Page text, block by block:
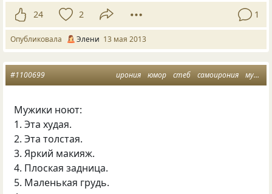
24 2 1
Опубликовала Элени 13 мая 2013
ирония юмор стеб самоирония мужчина и женщина
#1100699
Мужики ноют:
1. Эта худая.
2. Эта толстая.
3. Яркий макияж.
4. Плоская задница.
5. Маленькая грудь.